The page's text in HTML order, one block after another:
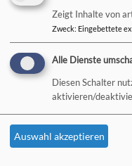
Hauptnavigation
Aktuelles
Wer macht
Kirche in
meinem
Zeigt Inhalte von
Zweck: Eingebettete
Alle Dienste
Diesen Schalter
aktivieren/
Auswahl akzeptieren